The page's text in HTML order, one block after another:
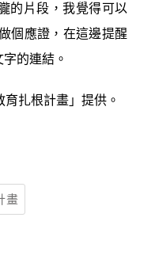
的片段，我覺得可以
個應證，在這邊提醒
的連結。
扎根計畫」提供。
畫